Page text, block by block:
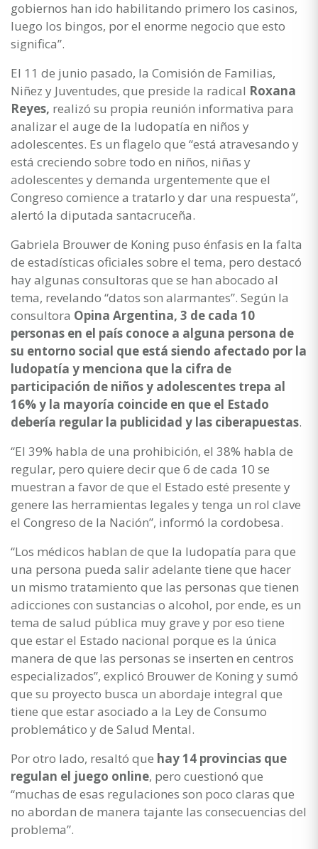
gobiernos han ido habilitando primero los casinos,
luego los bingos, por el enorme negocio que esto
significa”.
El 11 de junio pasado, la Comisión de Familias,
Niñez y Juventudes, que preside la radical Roxana
Reyes, realizó su propia reunión informativa para
analizar el auge de la ludopatía en niños y
adolescentes. Es un flagelo que “está atravesando y
está creciendo sobre todo en niños, niñas y
adolescentes y demanda urgentemente que el
Congreso comience a tratarlo y dar una respuesta”,
alertó la diputada santacruceña.
Gabriela Brouwer de Koning puso énfasis en la falta
de estadísticas oficiales sobre el tema, pero destacó
hay algunas consultoras que se han abocado al
tema, revelando “datos son alarmantes”. Según la
consultora Opina Argentina, 3 de cada 10
personas en el país conoce a alguna persona de
su entorno social que está siendo afectado por la
ludopatía y menciona que la cifra de
participación de niños y adolescentes trepa al
16% y la mayoría coincide en que el Estado
debería regular la publicidad y las ciberapuestas.
“El 39% habla de una prohibición, el 38% habla de
regular, pero quiere decir que 6 de cada 10 se
muestran a favor de que el Estado esté presente y
genere las herramientas legales y tenga un rol clave
el Congreso de la Nación”, informó la cordobesa.
“Los médicos hablan de que la ludopatía para que
una persona pueda salir adelante tiene que hacer
un mismo tratamiento que las personas que tienen
adicciones con sustancias o alcohol, por ende, es un
tema de salud pública muy grave y por eso tiene
que estar el Estado nacional porque es la única
manera de que las personas se inserten en centros
especializados”, explicó Brouwer de Koning y sumó
que su proyecto busca un abordaje integral que
tiene que estar asociado a la Ley de Consumo
problemático y de Salud Mental.
Por otro lado, resaltó que hay 14 provincias que
regulan el juego online, pero cuestionó que
“muchas de esas regulaciones son poco claras que
no abordan de manera tajante las consecuencias del
problema”.